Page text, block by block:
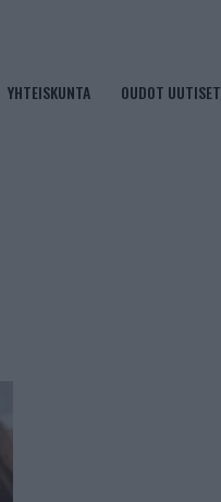
YHTEISKUNTA OUDOT UUTISET